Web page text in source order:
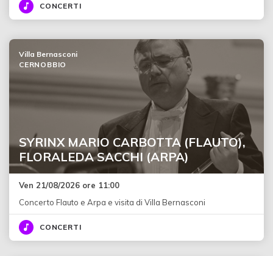
CONCERTI
SYRINX MARIO CARBOTTA (FLAUTO),
FLORALEDA SACCHI (ARPA)
Villa Bernasconi
CERNOBBIO
Ven 21/08/2026 ore 11:00
Concerto Flauto e Arpa e visita di Villa Bernasconi
CONCERTI